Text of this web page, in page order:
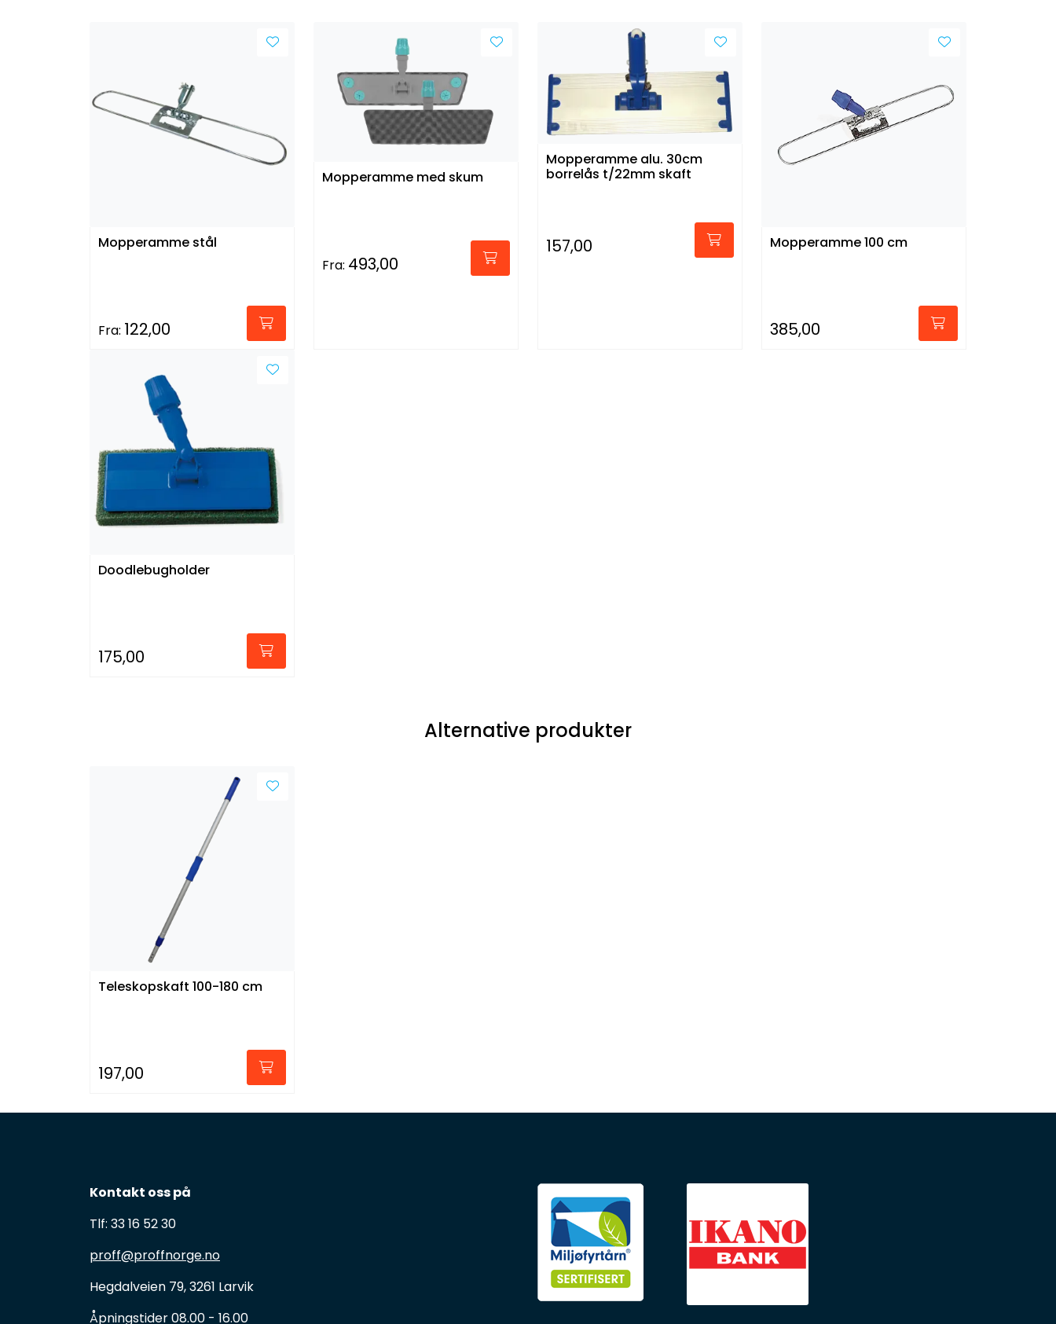
Mopperamme stål
Fra: 122,00
Mopperamme med skum
Fra: 493,00
Mopperamme alu. 30cm
borrelås t/22mm skaft
157,00 Mopperamme 100 cm
385,00
Doodlebugholder
175,00
Alternative produkter
Teleskopskaft 100-180 cm
197,00
Kontakt oss på
Tlf: 33 16 52 30
proff@proffnorge.no
Hegdalveien 79, 3261 Larvik
Åpningstider 08.00 - 16.00